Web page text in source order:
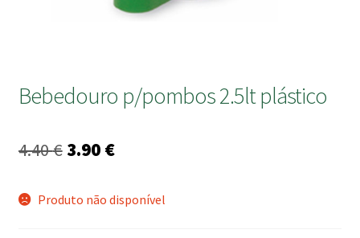
Bebedouro p/pombos 2.5lt plástico
4.40€ O
original
3.90 €O
atual
Produto não disponível